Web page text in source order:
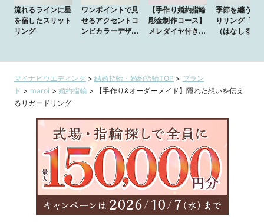
流れるラインに星
を宿したスリット
リング
ワンポイントで見
せるアクセントコ
ンビカラーデザイ
【手作り婚約指輪
彫金制作コース】
メレダイヤ付きア
季節を纏う、
りリング「花
（はなしるし)
マイナビウエディング>結婚指輪・婚約指輪TOP > ブラン
ド > maroi >婚約指輪 >
【手作り&オーダーメイド】隠れた想いを伝え
るリガードリング